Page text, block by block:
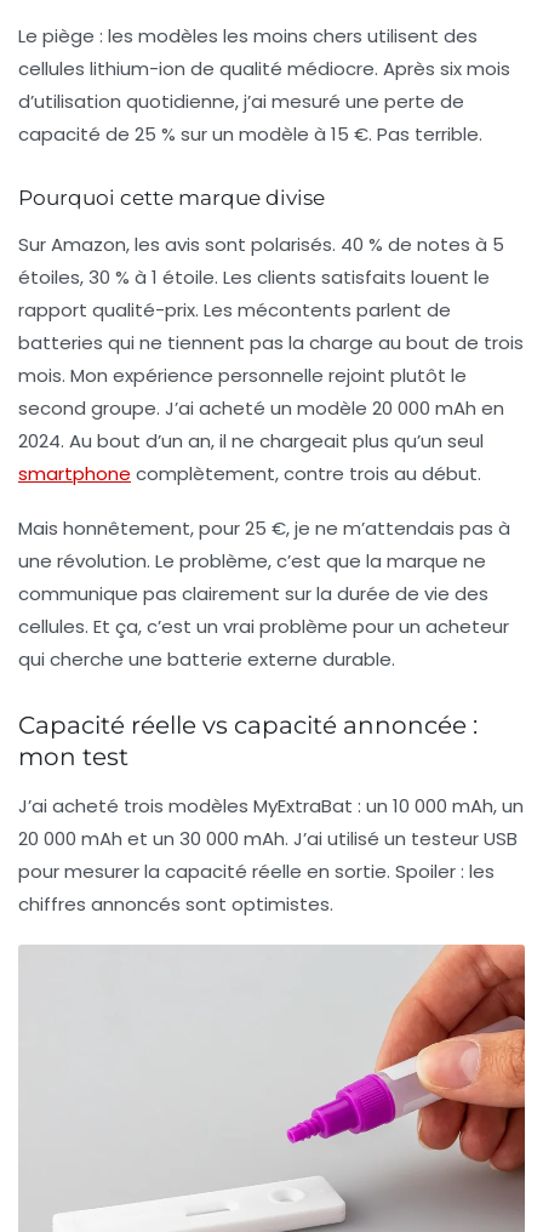
Le piège : les modèles les moins chers utilisent des
cellules lithium-ion de qualité médiocre. Après six mois
d’utilisation quotidienne, j’ai mesuré une perte de
capacité de 25 % sur un modèle à 15 €. Pas terrible.
Pourquoi cette marque divise
Sur Amazon, les avis sont polarisés. 40 % de notes à 5
étoiles, 30 % à 1 étoile. Les clients satisfaits louent le
rapport qualité-prix. Les mécontents parlent de
batteries qui ne tiennent pas la charge au bout de trois
mois. Mon expérience personnelle rejoint plutôt le
second groupe. J’ai acheté un modèle 20 000 mAh en
2024. Au bout d’un an, il ne chargeait plus qu’un seul
smartphone complètement, contre trois au début.
Mais honnêtement, pour 25 €, je ne m’attendais pas à
une révolution. Le problème, c’est que la marque ne
communique pas clairement sur la durée de vie des
cellules. Et ça, c’est un vrai problème pour un acheteur
qui cherche une batterie externe durable.
Capacité réelle vs capacité annoncée :
mon test
J’ai acheté trois modèles MyExtraBat : un 10 000 mAh, un
20 000 mAh et un 30 000 mAh. J’ai utilisé un testeur USB
pour mesurer la capacité réelle en sortie. Spoiler : les
chiffres annoncés sont optimistes.